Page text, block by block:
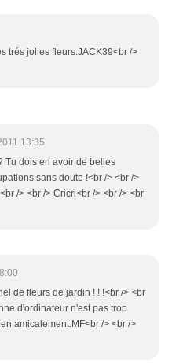
trés jolies fleurs.JACK39<br />
13:35
Tu dois en avoir de belles
sans doute !<br /> <br />
/> <br /> Cricri<br /> <br /> <br
de fleurs de jardin ! ! !<br /> <br
d'ordinateur n'est pas trop
amicalement.MF<br /> <br />